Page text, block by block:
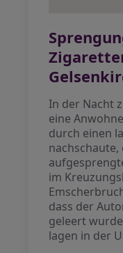
In der Nacht
eine
durch einen
im
dass der
geleert
lagen in der